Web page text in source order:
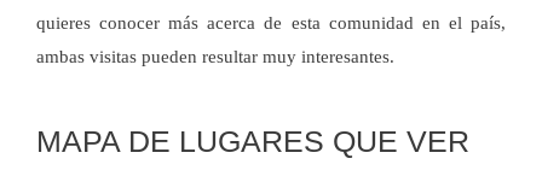
quieres conocer más acerca de esta comunidad en el país,
ambas visitas pueden resultar muy interesantes.
MAPA DE LUGARES QUE VER